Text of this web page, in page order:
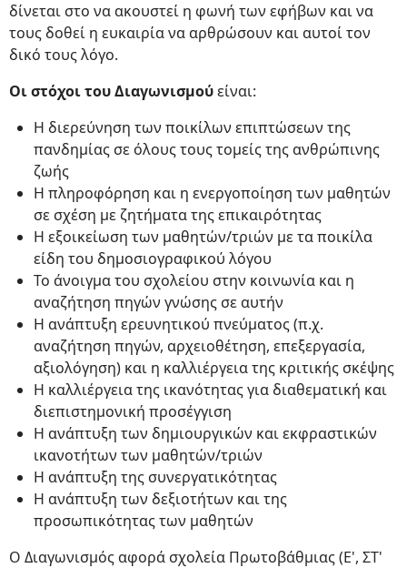
δίνεται στο να ακουστεί η φωνή των εφήβων και να
τους δοθεί η ευκαιρία να αρθρώσουν και αυτοί τον
δικό τους λόγο.
Οι στόχοι του Διαγωνισμούείναι:
Η διερεύνηση των ποικίλων επιπτώσεων της
πανδημίας σε όλους τους τομείς της ανθρώπινης
ζωής
Η πληροφόρηση και η ενεργοποίηση των μαθητών
σε σχέση με ζητήματα της επικαιρότητας
Η εξοικείωση των μαθητών/τριών με τα ποικίλα
είδη του δημοσιογραφικού λόγου
Το άνοιγμα του σχολείου στην κοινωνία και η
αναζήτηση πηγών γνώσης σε αυτήν
Η ανάπτυξη ερευνητικού πνεύματος (π.χ.
αναζήτηση πηγών, αρχειοθέτηση, επεξεργασία,
αξιολόγηση) και η καλλιέργεια της κριτικής σκέψης
Η καλλιέργεια της ικανότητας για διαθεματική και
διεπιστημονική προσέγγιση
Η ανάπτυξη των δημιουργικών και εκφραστικών
ικανοτήτων των μαθητών/τριών
Η ανάπτυξη της συνεργατικότητας
Η ανάπτυξη των δεξιοτήτων και της
προσωπικότητας των μαθητών
Ο Διαγωνισμός αφορά σχολεία Πρωτοβάθμιας (Ε', ΣΤ'